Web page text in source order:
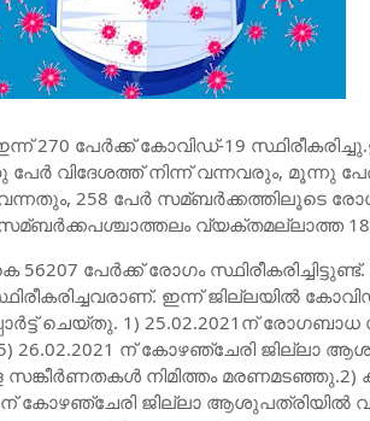
270 പേര്‍ക്ക് കോവിഡ്-19
വിദേശത്ത് നിന്ന് വന്നവരും, മൂന്നു പേര്‍
258 പേര്‍ സമ്ബര്‍ക്കത്തിലൂടെ
വ്യക്തമല്ലാത്ത
പേര്‍ക്ക് രോഗം
ഇന്ന് ജില്ലയില്‍
ചെയ്തു. 1) 25.02.2021ന് രോഗബാധ
26.02.2021 ന് കോഴഞ്ചേരി ജില്ലാ
നിമിത്തം മരണമടഞ്ഞു.2)
ന് കോഴഞ്ചേരി ജില്ലാ ആശുപത്രിയില്‍